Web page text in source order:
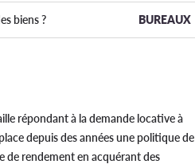
biens ? BUREAUX
répondant à la demande locative à
depuis des années une politique de
de rendement en acquérant des